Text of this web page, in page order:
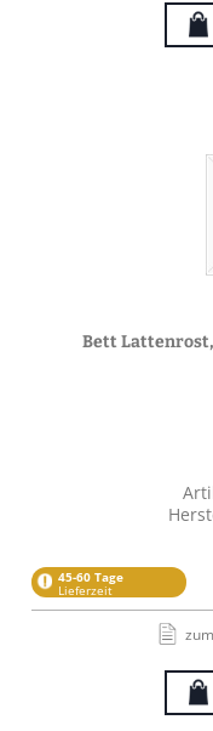
Bett Lattenrost,
45-60 Tage
Lieferzeit